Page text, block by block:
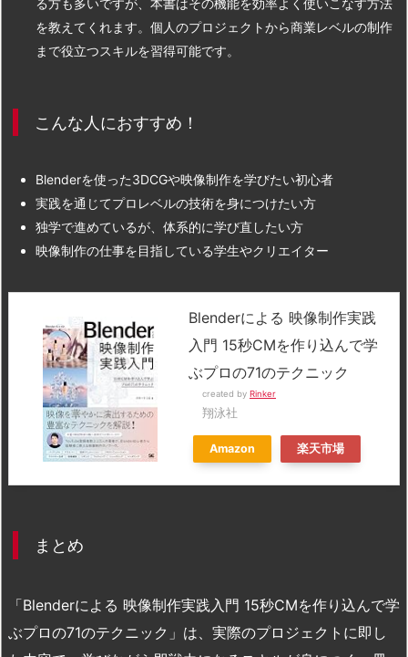
を教えてくれます。個人のプロジェクトから商業レベルの制作
まで役立つスキルを習得可能です。
こんな人におすすめ！
Blenderを使った3DCGや映像制作を学びたい初心者
実践を通じてプロレベルの技術を身につけたい方
独学で進めているが、体系的に学び直したい方
映像制作の仕事を目指している学生やクリエイター
Blenderによる 映像制作実践
入門 15秒CMを作り込んで学
ぶプロの71のテクニック
created by Rinker
翔泳社
Amazon 楽天市場
まとめ
「Blenderによる 映像制作実践入門 15秒CMを作り込んで学
ぶプロの71のテクニック」は、実際のプロジェクトに即し